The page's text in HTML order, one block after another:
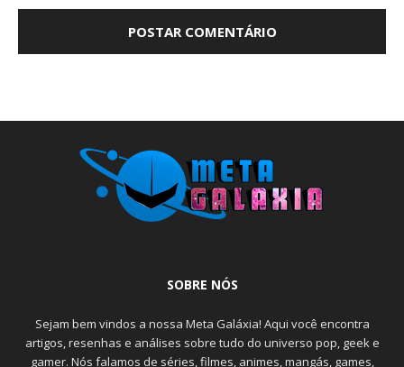
SOBRE NÓS
Sejam bem vindos a nossa Meta Galáxia! Aqui você encontra
artigos, resenhas e análises sobre tudo do universo pop, geek e
gamer. Nós falamos de séries, filmes, animes, mangás, games,